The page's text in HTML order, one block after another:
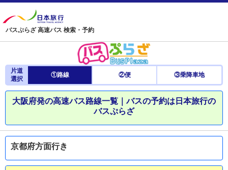
バスぷらざ 高速バス 検索・予約
片道
選択
①路線 ②便 ③乗降車地
大阪府発の高速バス路線一覧｜バスの予約は日本旅行の
バスぷらざ
京都府方面行き